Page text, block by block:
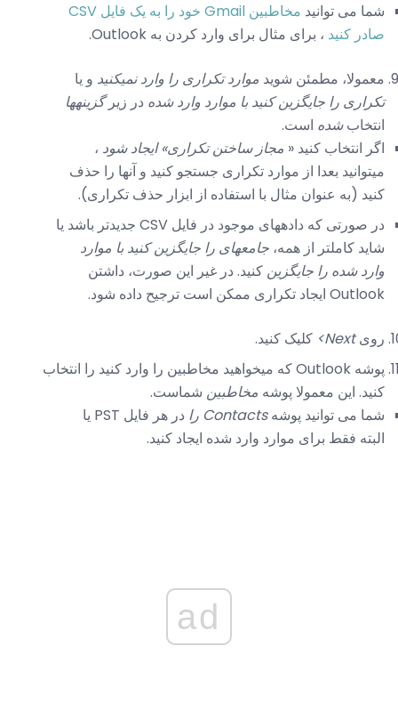
شما می توانید
مخاطبین Gmail خود را به یک فایل CSV
صادر کنید ، برای مثال برای وارد کردن به Outlook.
معمولا، مطمئن شوید موارد تکراری را وارد نمیکنید و یا
تکراری را جایگزین کنید با موارد وارد شده در زیرگزینهها
انتخابشده است.
اگر انتخاب کنید « مجاز ساختن تکراری» ایجاد شود ،
میتوانید بعدا از موارد تکراری جستجو کنید و آنها را حذف
کنید (به عنوان مثال با استفاده از ابزار حذف تکراری).
در صورتی که دادههای موجود در فایل CSV جدیدتر باشد یا
شاید کاملتر از همه، جامعهای را جایگزین کنید با موارد
وارد شده را جایگزین کنید. در غیر این صورت، داشتن
Outlook ایجاد تکراری ممکن است ترجیح داده شود.
رویNext>
کلیک کنید.
پوشه Outlook که میخواهید مخاطبین را وارد کنید را انتخاب
کنید. این معمولا پوشه مخاطبین شماست.
شما می توانید پوشهContacts را
در هر فایل PST یا
البته فقط برای موارد وارد شده ایجاد کنید.
ad